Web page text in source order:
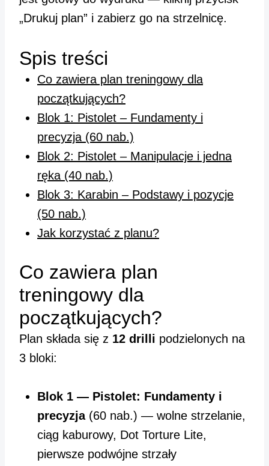
„Drukuj plan” i zabierz go na strzelnicę.
Spis treści
Co zawiera plan treningowy dla
początkujących?
Blok 1: Pistolet – Fundamenty i
precyzja (60 nab.)
Blok 2: Pistolet – Manipulacje i jedna
ręka (40 nab.)
Blok 3: Karabin – Podstawy i pozycje
(50 nab.)
Jak korzystać z planu?
Co zawiera plan
treningowy dla
początkujących?
Plan składa się z 12 drilli podzielonych na
3 bloki:
Blok 1 — Pistolet: Fundamenty i
precyzja(60 nab.) — wolne strzelanie,
ciąg kaburowy, Dot Torture Lite,
pierwsze podwójne strzały